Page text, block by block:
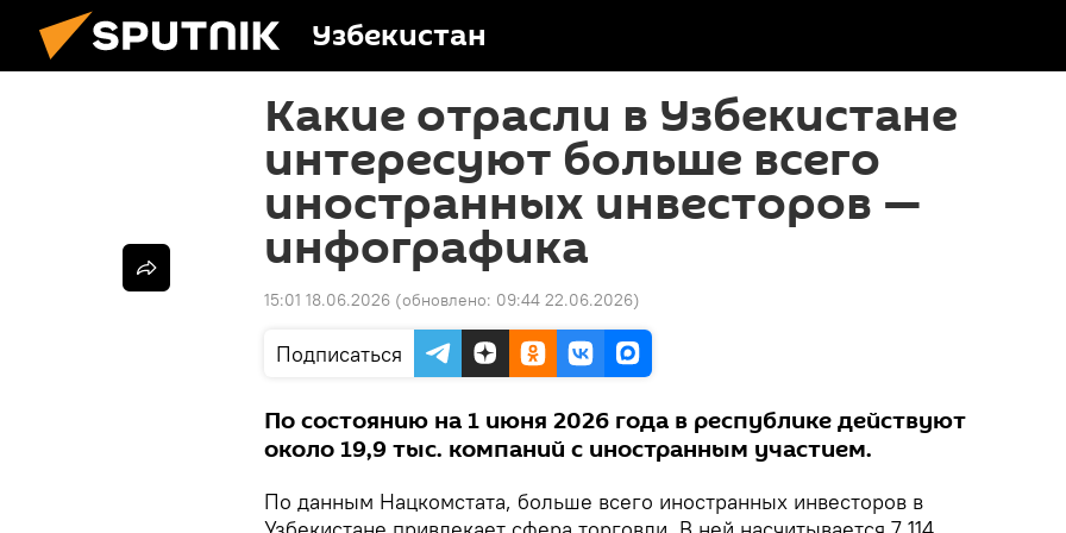
Узбекистан
Какие отрасли в Узбекистане
интересуют больше всего
иностранных инвесторов —
инфографика
15:01 18.06.2026 (обновлено: 09:44 22.06.2026)
Подписаться
По состоянию на 1 июня 2026 года в республике действуют
около 19,9 тыс. компаний с иностранным участием.
По данным Нацкомстата, больше всего иностранных инвесторов в